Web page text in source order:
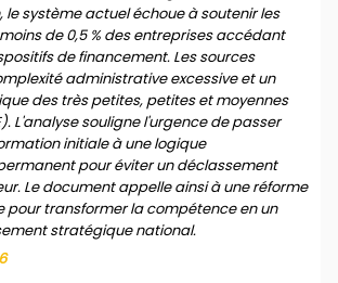
système actuel échoue à soutenir les
de 0,5 % des entreprises accédant
de financement. Les sources
administrative excessive et un
des très petites, petites et moyennes
L'analyse souligne l'urgence de passer
initiale à une logique
pour éviter un déclassement
Le document appelle ainsi à une réforme
pour transformer la compétence en un
stratégique national.